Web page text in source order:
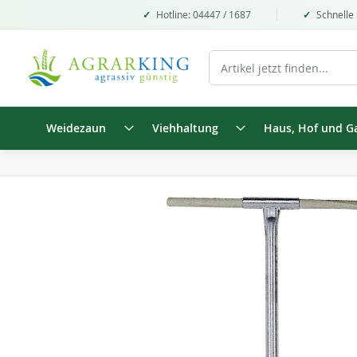
Hotline: 04447 / 1687
Weidezaun Viehhaltung Haus, Hof und